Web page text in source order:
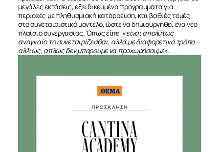
μεγάλες εκτάσεις, εξειδικευμένα προγράμματα για
περιοχές με πληθυσμιακή κατάρρευση, και βαθιές τομές
στο συνεταιριστικό μοντέλο, ώστε να δημιουργηθεί ένα νέο
πλαίσιο συνεργασίας. Όπως είπε, «είναι απολύτως
αναγκαίο το συνεταιρίζεσθαι, αλλά με διαφορετικό τρόπο –
αλλιώς, απλώς δεν μπορούμε να προχωρήσουμε».